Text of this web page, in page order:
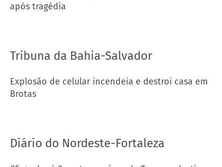
após tragédia
Tribuna da Bahia-Salvador
Explosão de celular incendeia e destroi casa em
Brotas
Diário do Nordeste-Fortaleza